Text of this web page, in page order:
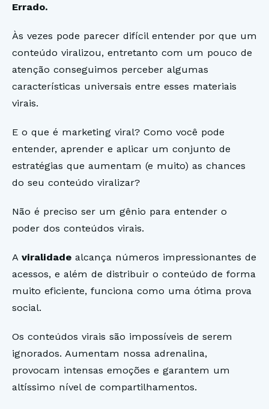
Errado.
Às vezes pode parecer difícil entender por que um
conteúdo viralizou, entretanto com um pouco de
atenção conseguimos perceber algumas
características universais entre esses materiais
virais.
E o que é marketing viral? Como você pode
entender, aprender e aplicar um conjunto de
estratégias que aumentam (e muito) as chances
do seu conteúdo viralizar?
Não é preciso ser um gênio para entender o
poder dos conteúdos virais.
A viralidade alcança números impressionantes de
acessos, e além de distribuir o conteúdo de forma
muito eficiente, funciona como uma ótima prova
social.
Os conteúdos virais são impossíveis de serem
ignorados. Aumentam nossa adrenalina,
provocam intensas emoções e garantem um
altíssimo nível de compartilhamentos.